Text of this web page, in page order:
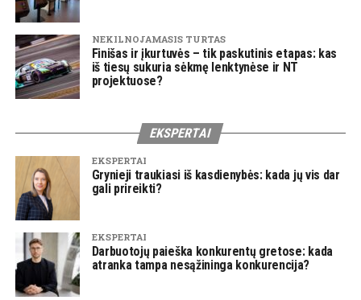
NEKILNOJAMASIS TURTAS
Finišas ir įkurtuvės – tik paskutinis etapas: kas
iš tiesų sukuria sėkmę lenktynėse ir NT
projektuose?
EKSPERTAI
EKSPERTAI
Grynieji traukiasi iš kasdienybės: kada jų vis dar
gali prireikti?
EKSPERTAI
Darbuotojų paieška konkurentų gretose: kada
atranka tampa nesąžininga konkurencija?